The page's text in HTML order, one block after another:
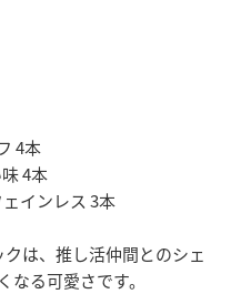
4本
4本
インレス 3本
は、推し活仲間とのシェ
る可愛さです。